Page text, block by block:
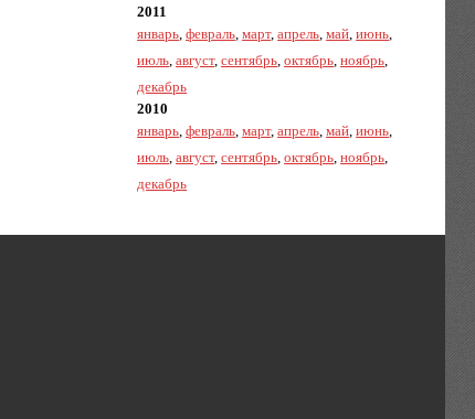
2011
январь,февраль,март,апрель,май,июнь,
июль,август,сентябрь,октябрь,ноябрь,
декабрь
2010
январь,февраль,март,апрель,май,июнь,
июль,август,сентябрь,октябрь,ноябрь,
декабрь